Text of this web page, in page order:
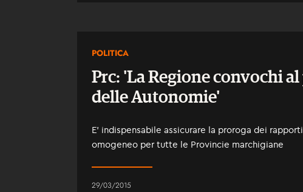
POLITICA
Prc: 'La Regione convochi
delle Autonomie'
E’ indispensabile assicurare la proroga dei
omogeneo per tutte le Provincie marchigiane
29/03/2015